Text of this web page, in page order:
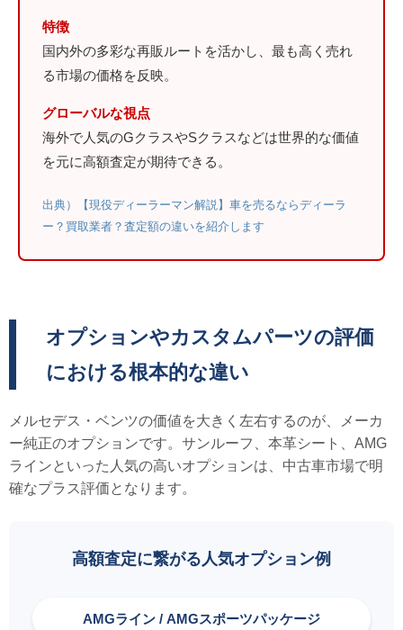
特徴
国内外の多彩な再販ルートを活かし、最も高く売れ
る市場の価格を反映。
グローバルな視点
海外で人気のGクラスやSクラスなどは世界的な価値
を元に高額査定が期待できる。
出典）【現役ディーラーマン解説】車を売るならディーラ
ー？買取業者？査定額の違いを紹介します
オプションやカスタムパーツの評価
における根本的な違い
メルセデス・ベンツの価値を大きく左右するのが、メーカ
ー純正のオプションです。サンルーフ、本革シート、AMG
ラインといった人気の高いオプションは、中古車市場で明
確なプラス評価となります。
高額査定に繋がる人気オプション例
AMGライン / AMGスポーツパッケージ